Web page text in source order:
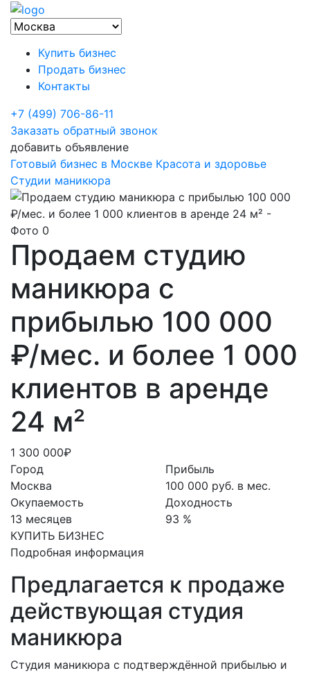
Купить бизнес
Продать бизнес
Контакты
+7 (499) 706-86-11
Заказать обратный звонок
добавить объявление
Готовый бизнес в Москве Красота и здоровье
Студии маникюра
Продаем студию
маникюра с
прибылью 100 000
₽/мес. и более 1 000
клиентов в аренде
24 м²
1 300 000₽
Город
Москва
Окупаемость
13 месяцев
КУПИТЬ БИЗНЕС
Прибыль
100 000 руб. в мес.
Доходность
93 %
Подробная информация
Предлагается к продаже
действующая студия
маникюра
Студия маникюра с подтверждённой прибылью и